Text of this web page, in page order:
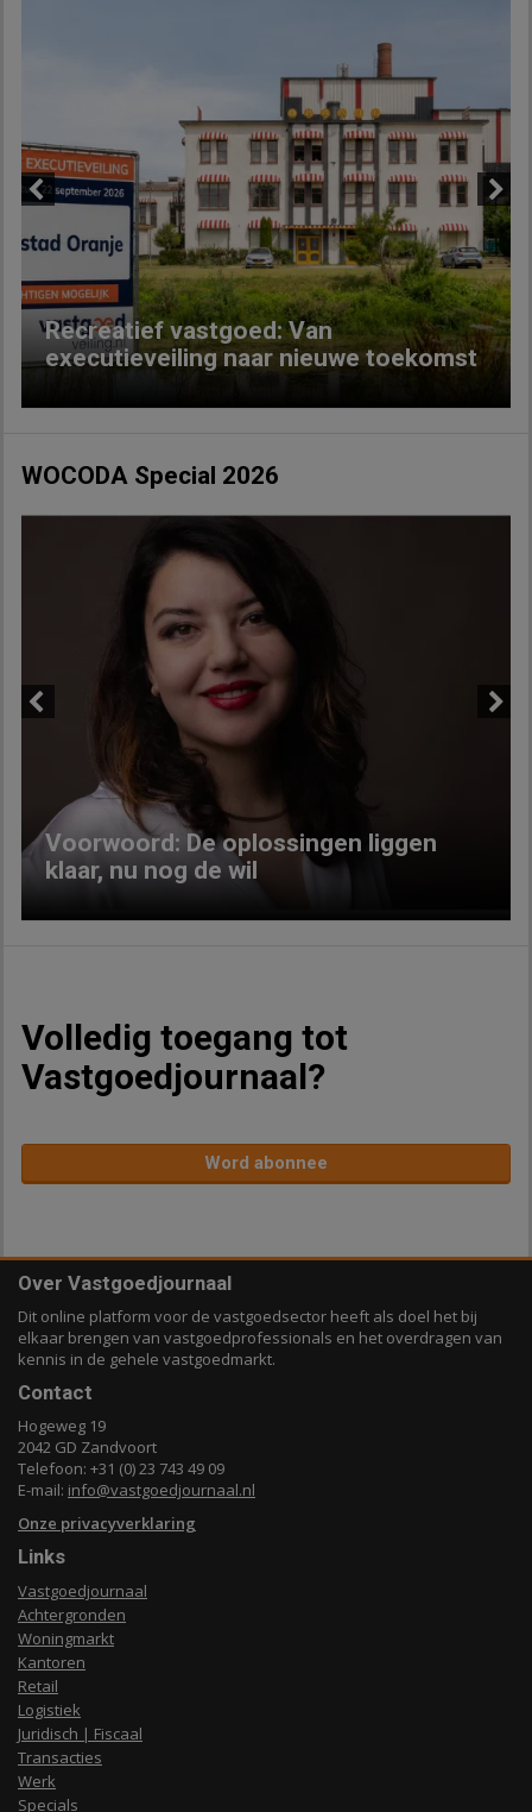
Recreatief vastgoed: Van
executieveiling naar nieuwe toekomst
Next
WOCODA Special 2026
Voorwoord: De oplossingen liggen
klaar, nu nog de wil
Volledig toegang tot
Vastgoedjournaal?
Word abonnee
Over Vastgoedjournaal
Dit online platform voor de vastgoedsector heeft als doel het bij
elkaar brengen van vastgoedprofessionals en het overdragen van
kennis in de gehele vastgoedmarkt.
Contact
Hogeweg 19
2042 GD Zandvoort
Telefoon: +31 (0) 23 743 49 09
E-mail: info@vastgoedjournaal.nl
Onze privacyverklaring
Links
Vastgoedjournaal
Achtergronden
Woningmarkt
Kantoren
Retail
Logistiek
Juridisch | Fiscaal
Transacties
Werk
Specials